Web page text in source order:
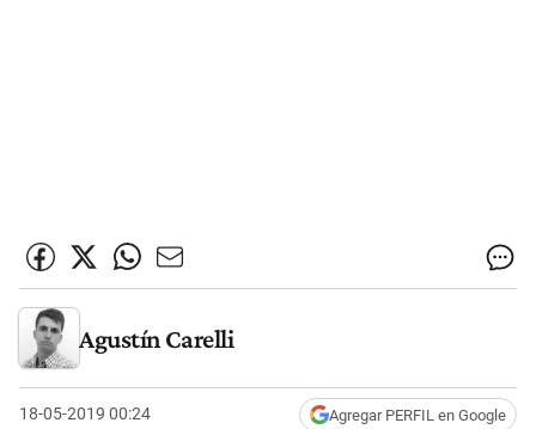
Agustín Carelli
18-05-2019 00:24 Agregar PERFIL en Google